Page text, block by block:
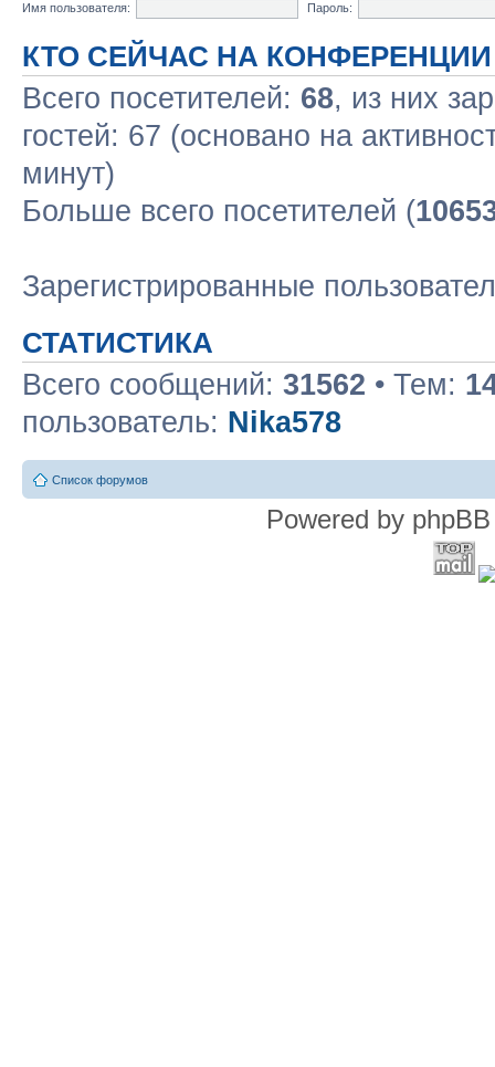
Имя пользователя:
Пароль:
КТО СЕЙЧАС НА КОНФЕРЕНЦИИ
Всего посетителей: 68, из них
гостей: 67 (основано на
минут)
Больше всего посетителей (
Зарегистрированные
СТАТИСТИКА
Всего сообщений: 31562 • Тем:
пользователь: Nika578
Список форумов
Powered by